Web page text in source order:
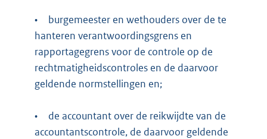
•
burgemeester en wethouders over de te
hanteren verantwoordingsgrens en
rapportagegrens voor de controle op de
rechtmatigheidscontroles en de daarvoor
geldende normstellingen en;
•
de accountant over de reikwijdte van de
accountantscontrole, de daarvoor geldende